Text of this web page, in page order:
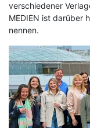
verschiedener
MEDIEN ist darüber
nennen.